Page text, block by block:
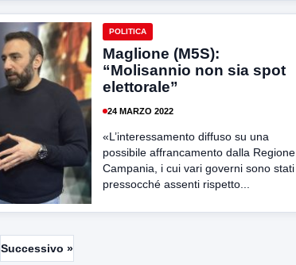
POLITICA
Maglione (M5S):
“Molisannio non sia spot
elettorale”
24 MARZO 2022
«L’interessamento diffuso su una
possibile affrancamento dalla Regione
Campania, i cui vari governi sono stati
pressocché assenti rispetto...
Successivo »